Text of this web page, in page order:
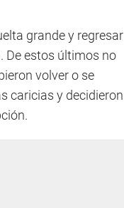
grande y regresar
De estos últimos no
volver o se
caricias y decidieron